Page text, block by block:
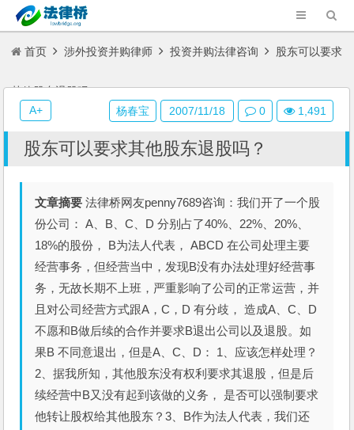
首页 涉外投资并购律师 投资并购法律咨询 股东可以要求
其他股东退股吗？
股东可以要求其他股东退股吗？
文章摘要 法律桥网友penny7689咨询：我们开了一个股
份公司： A、B、C、D 分别占了40%、22%、20%、
18%的股份， B为法人代表， ABCD 在公司处理主要
经营事务，但经营当中，发现B没有办法处理好经营事
务，无故长期不上班，严重影响了公司的正常运营，并
且对公司经营方式跟A，C，D 有分歧， 造成A、C、D
不愿和B做后续的合作并要求B退出公司以及退股。如
果B 不同意退出，但是A、C、D： 1、应该怎样处理？
2、据我所知，其他股东没有权利要求其退股，但是后
续经营中B又没有起到该做的义务， 是否可以强制要求
他转让股权给其他股东？3、B作为法人代表，我们还
杨春宝 2007/11/18 0 1,491
A+